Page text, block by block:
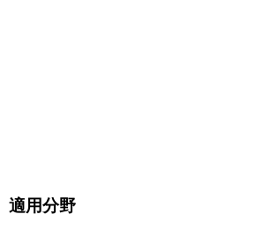
適用分野